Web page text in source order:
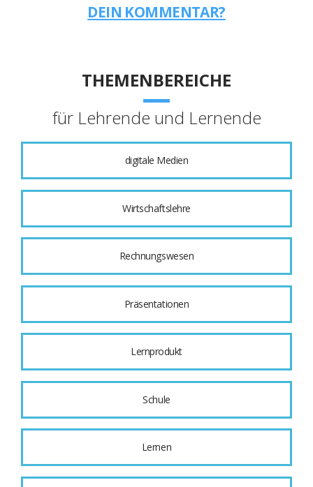
DEIN KOMMENTAR?
THEMENBEREICHE
für Lehrende und Lernende
digitale Medien
Wirtschaftslehre
Rechnungswesen
Präsentationen
Lernprodukt
Schule
Lernen